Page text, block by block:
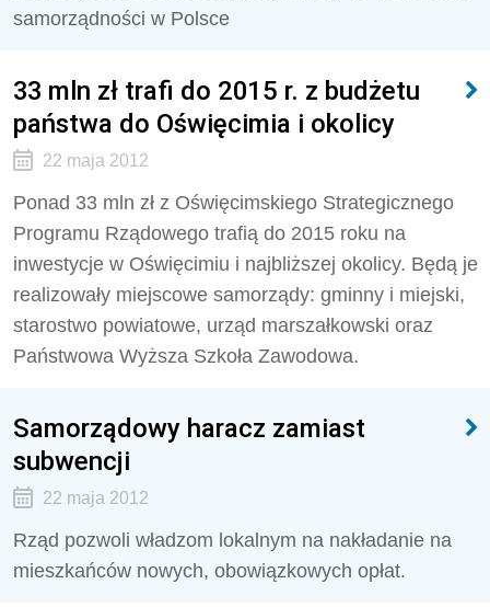
samorządności w Polsce
33 mln zł trafi do 2015 r. z budżetu
państwa do Oświęcimia i okolicy
22 maja 2012
Ponad 33 mln zł z Oświęcimskiego Strategicznego
Programu Rządowego trafią do 2015 roku na
inwestycje w Oświęcimiu i najbliższej okolicy. Będą je
realizowały miejscowe samorządy: gminny i miejski,
starostwo powiatowe, urząd marszałkowski oraz
Państwowa Wyższa Szkoła Zawodowa.
Samorządowy haracz zamiast
subwencji
22 maja 2012
Rząd pozwoli władzom lokalnym na nakładanie na
mieszkańców nowych, obowiązkowych opłat.